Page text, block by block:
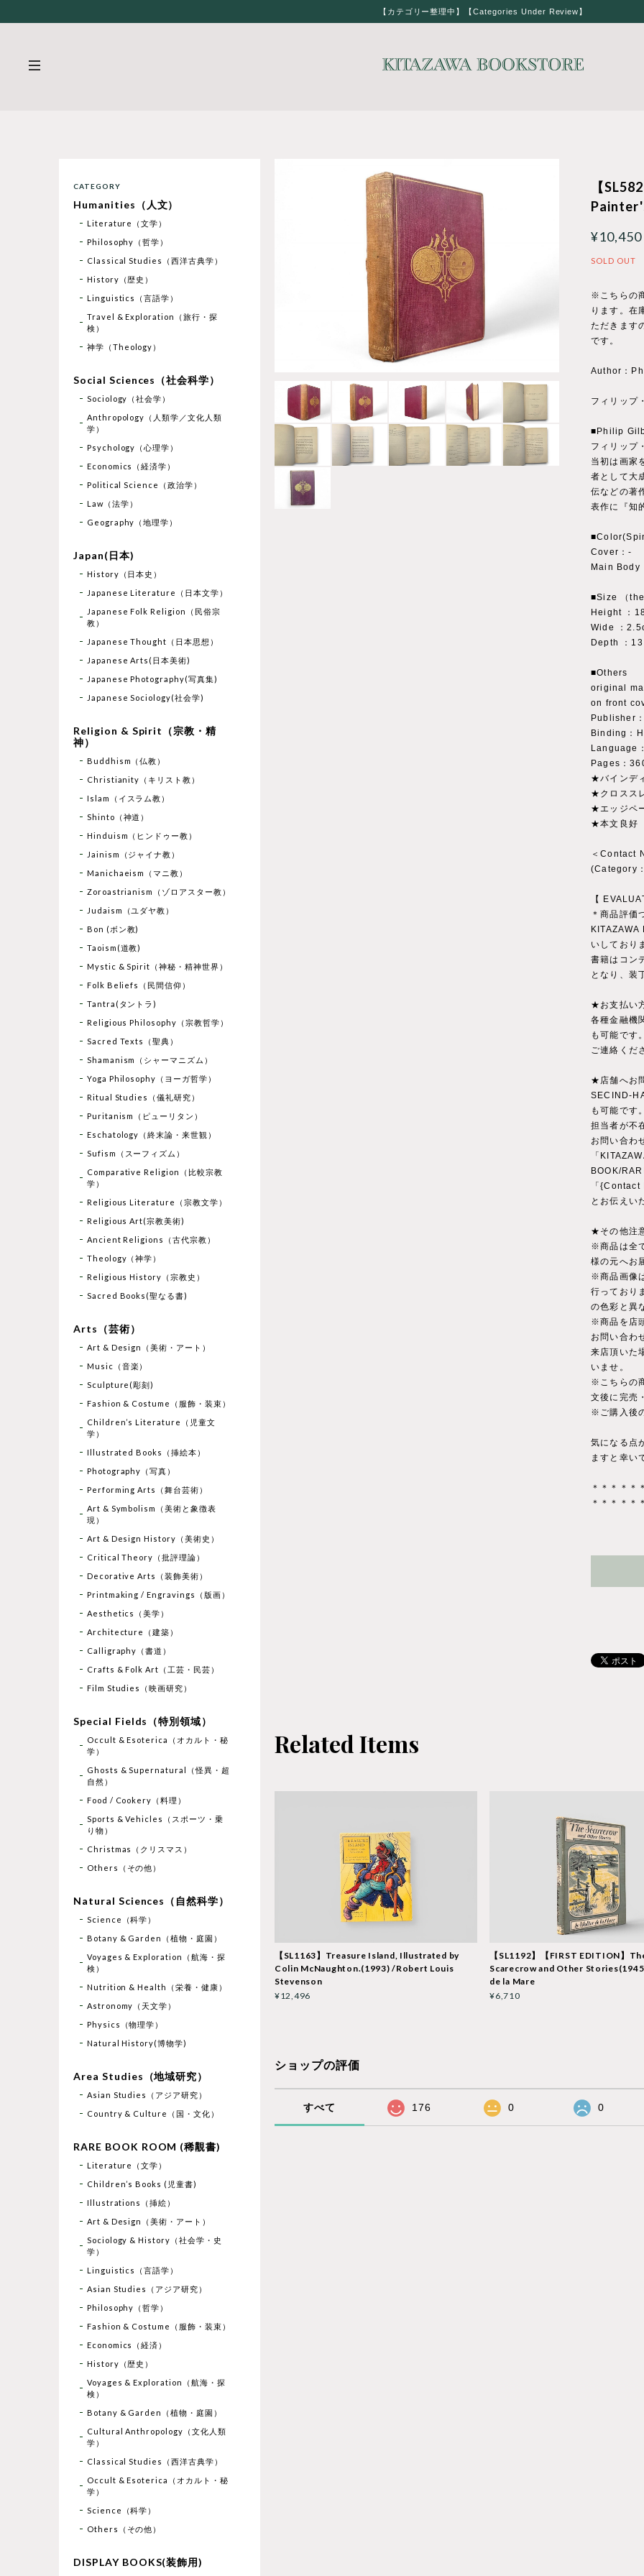
【カテゴリー整理中】【Categories Under Review】
【
¥10,450
SOLD OUT
※こちらの
ります。在
ただきます
です。
Author：
フィリップ
■Philip
フィリップ
当初は画家
者として大
伝などの著
表作に『知
Cover：‐
Main Body
■Size （
Height ：
Wide ：
Depth ：
■Others
original
on front
Publisher
Binding：
Language
Pages：
★バインデ
★クロスス
★エッジペ
★本文良好
＜Contact
(Category
【
＊商品評価
いしており
書籍はコン
となり、装
★お支払い
各種金融機
も可能です
ご連絡くだ
★店舗へお
SECIND-
も可能です
担当者が不
お問い合わ
「
BOOK/
「
とお伝えい
★その他注
※商品は全
様の元へお
※商品画像
行っており
の色彩と異
※商品を店
お問い合わ
来店頂いた
いませ。
※こちらの
文後に完売
※ご購入後
気になる点
ますと幸い
＊＊＊＊＊
＊＊＊＊＊
Related Items
【SL1163】Treasure Island, Illustrated by
Colin McNaughton.(1993) /Robert Louis
Stevenson
¥12,496
【SL1192】【FIRST EDITION】
Scarecrow and Other
de la Mare
¥6,710
ショップの評価
すべて 176 0 0
CATEGORY
Humanities（人文）
Literature（文学）
Philosophy（哲学）
Classical Studies（西洋古典学）
History（歴史）
Linguistics（言語学）
Travel & Exploration（旅行・探
検）
神学（Theology）
Social Sciences（社会科学）
Sociology（社会学）
Anthropology（人類学／文化人類
学）
Psychology（心理学）
Economics（経済学）
Political Science（政治学）
Law（法学）
Geography（地理学）
Japan(日本)
History（日本史）
Japanese Literature（日本文学）
Japanese Folk Religion（民俗宗
教）
Japanese Thought（日本思想）
Japanese Arts(日本美術)
Japanese Photography(写真集)
Japanese Sociology(社会学)
Religion & Spirit（宗教・精
神）
Buddhism（仏教）
Christianity（キリスト教）
Islam（イスラム教）
Shinto（神道）
Hinduism（ヒンドゥー教）
Jainism（ジャイナ教）
Manichaeism（マニ教）
Zoroastrianism（ゾロアスター教）
Judaism（ユダヤ教）
Bon (ボン教)
Taoism(道教)
Mystic & Spirit（神秘・精神世界）
Folk Beliefs（民間信仰）
Tantra(タントラ)
Religious Philosophy（宗教哲学）
Sacred Texts（聖典）
Shamanism（シャーマニズム）
Yoga Philosophy（ヨーガ哲学）
Ritual Studies（儀礼研究）
Puritanism（ピューリタン）
Eschatology（終末論・来世観）
Sufism（スーフィズム）
Comparative Religion（比較宗教
学）
Religious Literature（宗教文学）
Religious Art(宗教美術)
Ancient Religions（古代宗教）
Theology（神学）
Religious History（宗教史）
Sacred Books(聖なる書)
Arts（芸術）
Art & Design（美術・アート）
Music（音楽）
Sculpture(彫刻)
Fashion & Costume（服飾・装束）
Children’s Literature（児童文
学）
Illustrated Books（挿絵本）
Photography（写真）
Performing Arts（舞台芸術）
Art & Symbolism（美術と象徴表
現）
Art & Design History（美術史）
Critical Theory（批評理論）
Decorative Arts（装飾美術）
Printmaking / Engravings（版画）
Aesthetics（美学）
Architecture（建築）
Calligraphy（書道）
Crafts & Folk Art（工芸・民芸）
Film Studies（映画研究）
Special Fields（特別領域）
Occult & Esoterica（オカルト・秘
学）
Ghosts & Supernatural（怪異・超
自然）
Food / Cookery（料理）
Sports & Vehicles（スポーツ・乗
り物）
Christmas（クリスマス）
Others（その他）
Natural Sciences（自然科学）
Science（科学）
Botany & Garden（植物・庭園）
Voyages & Exploration（航海・探
検）
Nutrition & Health（栄養・健康）
Astronomy（天文学）
Physics（物理学）
Natural History(博物学)
Area Studies（地域研究）
Asian Studies（アジア研究）
Country & Culture（国・文化）
RARE BOOK ROOM (稀覯書)
Literature（文学）
Children’s Books (児童書)
Illustrations（挿絵）
Art & Design（美術・アート）
Sociology & History（社会学・史
学）
Linguistics（言語学）
Asian Studies（アジア研究）
Philosophy（哲学）
Fashion & Costume（服飾・装束）
Economics（経済）
History（歴史）
Voyages & Exploration（航海・探
検）
Botany & Garden（植物・庭園）
Cultural Anthropology（文化人類
学）
Classical Studies（西洋古典学）
Occult & Esoterica（オカルト・秘
学）
Science（科学）
Others（その他）
DISPLAY BOOKS(装飾用)